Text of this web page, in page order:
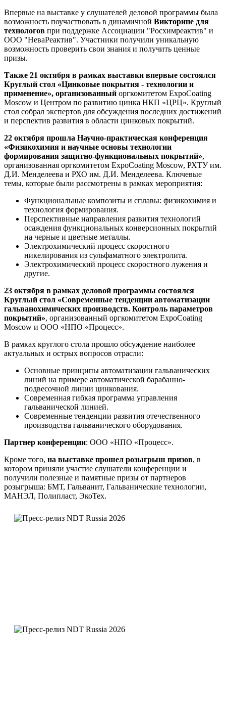
Впервые на выставке у слушателей деловой программы была
возможность поучаствовать в динамичной Викторине для
технологов при поддержке Ассоциации "Росхимреактив" и
ООО "НеваРеактив". Участники получили уникальную
возможность проверить свои знания и получить ценные
призы.
Также 21 октября в рамках выставки впервые состоялся
Круглый стол «Цинковые покрытия - технологии и
применение», организованный оргкомитетом ExpoCoating
Moscow и Центром по развитию цинка НКП «ЦРЦ». Круглый
стол собрал экспертов для обсуждения последних достижений
и перспектив развития в области цинковых покрытий.
22 октября прошла Научно-практическая конференция
«Физикохимия и научные основы технологии
формирования защитно-функциональных покрытий»,
организованная оргкомитетом ExpoCoating Moscow, РХТУ им.
Д.И. Менделеева и РХО им. Д.И. Менделеева. Ключевые
темы, которые были рассмотрены в рамках мероприятия:
Функциональные композиты и сплавы: физикохимия и
технология формирования.
Перспективные направления развития технологий
осаждения функциональных конверсионных покрытий
на черные и цветные металлы.
Электрохимический процесс скоростного
никелирования из сульфаматного электролита.
Электрохимический процесс скоростного лужения и
другие.
23 октября в рамках деловой программы состоялся
Круглый стол «Современные тенденции автоматизации
гальванохимических производств. Контроль параметров
покрытий», организованный оргкомитетом ExpoCoating
Moscow и ООО «НПО «Процесс».
В рамках круглого стола прошло обсуждение наиболее
актуальных и острых вопросов отрасли:
Основные принципы автоматизации гальванических
линий на примере автоматической барабанно-
подвесочной линии цинкования.
Современная гибкая программа управления
гальванической линией.
Современные тенденции развития отечественного
производства гальванического оборудования.
Партнер конференции: ООО «НПО «Процесс».
Кроме того, на выставке прошел розыгрыш призов, в
котором приняли участие слушатели конференции и
получили полезные и памятные призы от партнеров
розыгрыша: БМТ, Гальванит, Гальванические технологии,
МАНЭЛ, Полипласт, ЭкоТех.